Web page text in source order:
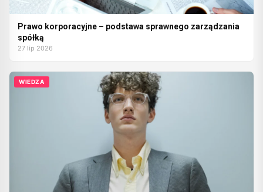
Prawo korporacyjne – podstawa sprawnego zarządzania
spółką
27 lip 2026
WIEDZA